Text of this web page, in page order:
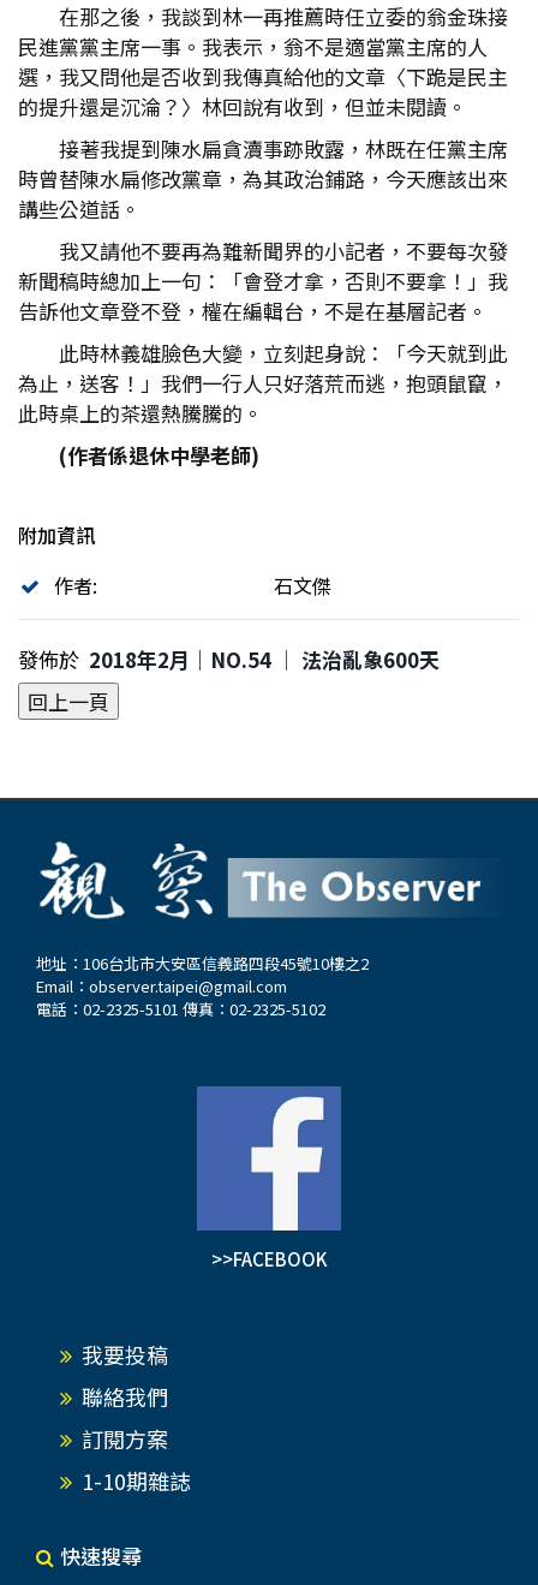
在那之後，我談到林一再推薦時任立委的翁金珠接
民進黨黨主席一事。我表示，翁不是適當黨主席的人
選，我又問他是否收到我傳真給他的文章〈下跪是民主
的提升還是沉淪？〉林回說有收到，但並未閱讀。
接著我提到陳水扁貪瀆事跡敗露，林既在任黨主席
時曾替陳水扁修改黨章，為其政治鋪路，今天應該出來
講些公道話。
我又請他不要再為難新聞界的小記者，不要每次發
新聞稿時總加上一句：「會登才拿，否則不要拿！」我
告訴他文章登不登，權在編輯台，不是在基層記者。
此時林義雄臉色大變，立刻起身說：「今天就到此
為止，送客！」我們一行人只好落荒而逃，抱頭鼠竄，
此時桌上的茶還熱騰騰的。
(作者係退休中學老師)
附加資訊
作者:
石文傑
發佈於 2018年2月｜NO.54 │ 法治亂象600天
地址：106台北市大安區信義路四段45號10樓之2
Email： observer.taipei@gmail.com
電話：02-2325-5101 傳真：02-2325-5102
>>FACEBOOK
我要投稿
聯絡我們
訂閱方案
1-10期雜誌
快速搜尋